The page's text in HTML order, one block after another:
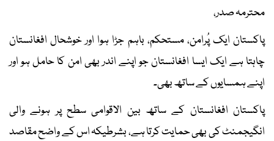
محترمہ صدر،
پاکستان ایک پُرامن، مستحکم، باہم جڑا ہوا اور خوشحال افغانستان
چاہتا ہے ایک ایسا افغانستان جو اپنے اندر بھی امن کا حامل ہو اور
اپنے ہمسایوں کے ساتھ بھی۔
پاکستان افغانستان کے ساتھ بین الاقوامی سطح پر ہونے والی
انگیجمنٹ کی بھی حمایت کرتا ہے، بشرطیکہ اس کے واضح مقاصد